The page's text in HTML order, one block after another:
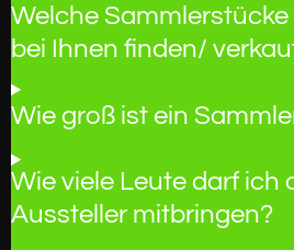
Welche Sammlerstücke
bei Ihnen finden/
Wie groß ist ein
Wie viele Leute darf ich
Aussteller mitbringen?